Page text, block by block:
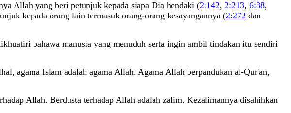
Allah yang beri petunjuk kepada siapa Dia hendaki (2:142, 2:213, 6:88,
kepada orang lain termasuk orang-orang kesayangannya (2:272 dan
bahawa manusia yang menuduh serta ingin ambil tindakan itu sendiri
agama Islam adalah agama Allah. Agama Allah berpandukan al-Qur'an,
Allah. Berdusta terhadap Allah adalah zalim. Kezalimannya disahihkan